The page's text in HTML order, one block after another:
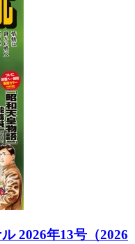
2026年13号（2026